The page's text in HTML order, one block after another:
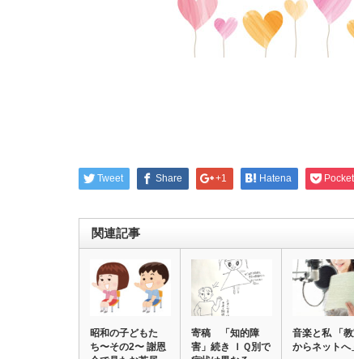
Tweet Share +1 Hatena Pocket
関連記事
昭和の子どもた
ち〜その2〜 謝恩
寄稿 「知的障
害」続き ＩＱ別で
音楽と私 「
からネットへ